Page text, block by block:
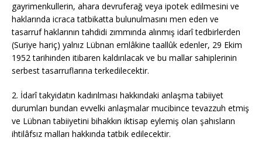
gayrimenkullerin, ahara devruferağ veya ipotek edilmesini ve
haklarında icraca tatbikatta bulunulmasını men eden ve
tasarruf haklarının tahdidi zımmında alınmış idarî tedbirlerden
(Suriye hariç) yalnız Lübnan emlâkine taallûk edenler, 29 Ekim
1952 tarihinden itibaren kaldırılacak ve bu mallar sahiplerinin
serbest tasarruflarına terkedilecektir.
2. İdarî takyidatın kadırılması hakkındaki anlaşma tabiiyet
durumları bundan evvelki anlaşmalar mucibince tevazzuh etmiş
ve Lübnan tabiiyetini bihakkın iktisap eylemiş olan şahısların
ihtilâfsız malları hakkında tatbik edilecektir.